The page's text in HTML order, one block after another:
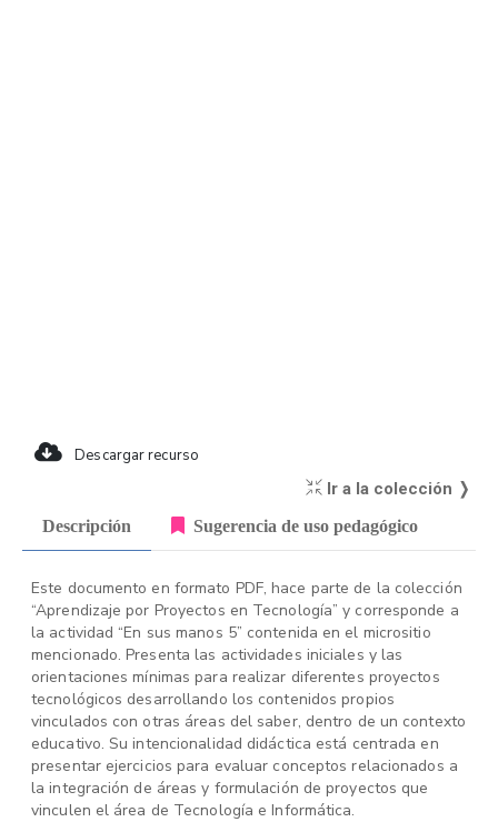
Descargar recurso
Ir a la colección ❭
Descripción Sugerencia de uso pedagógico
Este documento en formato PDF, hace parte de la colección
“Aprendizaje por Proyectos en Tecnología” y corresponde a
la actividad “En sus manos 5” contenida en el micrositio
mencionado. Presenta las actividades iniciales y las
orientaciones mínimas para realizar diferentes proyectos
tecnológicos desarrollando los contenidos propios
vinculados con otras áreas del saber, dentro de un contexto
educativo. Su intencionalidad didáctica está centrada en
presentar ejercicios para evaluar conceptos relacionados a
la integración de áreas y formulación de proyectos que
vinculen el área de Tecnología e Informática.